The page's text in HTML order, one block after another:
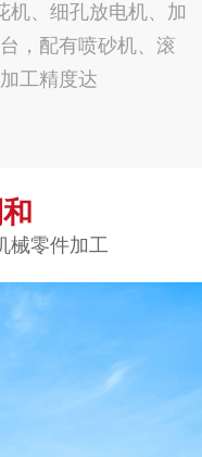
机、细孔放电机、加
，配有喷砂机、滚
工精度达
械零件加工